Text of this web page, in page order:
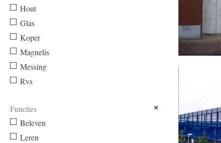
Hout
Glas
Koper
Magnelis
Messing
Rvs
Functies
Beleven
Leren